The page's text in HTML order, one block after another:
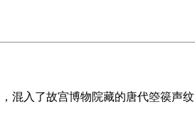
混入了故宫博物院藏的唐代箜篌声